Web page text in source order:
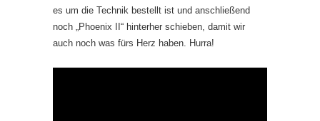
es um die Technik bestellt ist und anschließend
noch „Phoenix II“ hinterher schieben, damit wir
auch noch was fürs Herz haben. Hurra!